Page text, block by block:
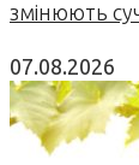
змінюють
07.08.2026